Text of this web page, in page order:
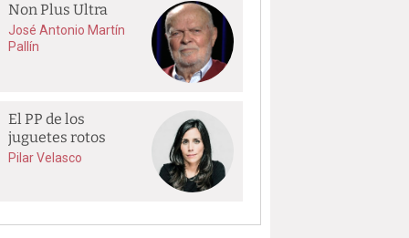
Non Plus Ultra
José Antonio Martín
Pallín
El PP de los
juguetes rotos
Pilar Velasco